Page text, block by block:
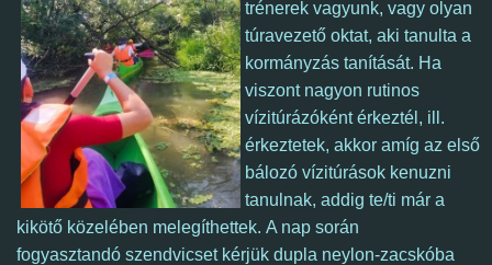
trénerek vagyunk, vagy olyan
túravezető oktat, aki tanulta a
kormányzás tanítását. Ha
viszont nagyon rutinos
vízitúrázóként érkeztél, ill.
érkeztetek, akkor amíg az első
bálozó vízitúrások kenuzni
tanulnak, addig te/ti már a
kikötő közelében melegíthettek. A nap során
fogyasztandó szendvicset kérjük dupla neylon-zacskóba